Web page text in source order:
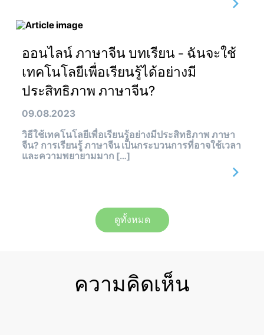
ออนไลน์ ภาษาจีน บทเรียน - ฉันจะใช้
เทคโนโลยีเพื่อเรียนรู้ได้อย่างมี
ประสิทธิภาพ ภาษาจีน?
09.08.2023
วิธีใช้เทคโนโลยีเพื่อเรียนรู้อย่างมีประสิทธิภาพ ภาษา
จีน? การเรียนรู้ ภาษาจีน เป็นกระบวนการที่อาจใช้เวลา
และความพยายามมาก […]
ดูทั้งหมด
ความคิดเห็น